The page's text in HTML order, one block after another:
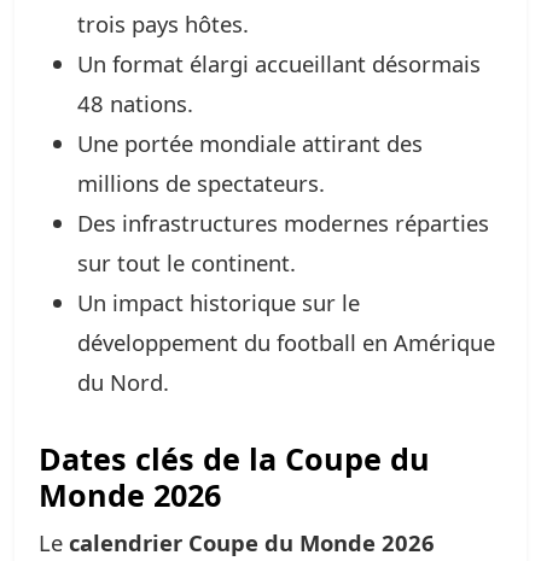
trois pays hôtes.
Un format élargi accueillant désormais
48 nations.
Une portée mondiale attirant des
millions de spectateurs.
Des infrastructures modernes réparties
sur tout le continent.
Un impact historique sur le
développement du football en Amérique
du Nord.
Dates clés de la Coupe du
Monde 2026
Le calendrier Coupe du Monde 2026